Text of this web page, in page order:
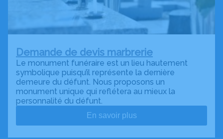
Demande de devis marbrerie
Le monument funéraire est un lieu hautement
symbolique puisqu’il représente la dernière
demeure du défunt. Nous proposons un
monument unique qui reflétera au mieux la
personnalité du défunt.
En savoir plus